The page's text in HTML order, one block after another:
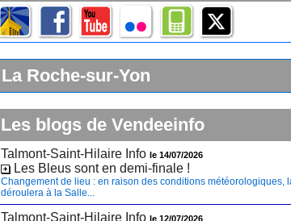
La Roche-sur-Yon
Les blogs de Vendeeinfo
Talmont-Saint-Hilaire Infole 14/07/2026
Les Bleus sont en demi-finale !
Changement de lieu : en raison des conditions météorologiques,
déroulera à la Salle...
Talmont-Saint-Hilaire Infole 12/07/2026